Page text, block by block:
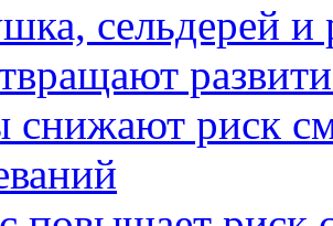
сельдерей
снижают риск